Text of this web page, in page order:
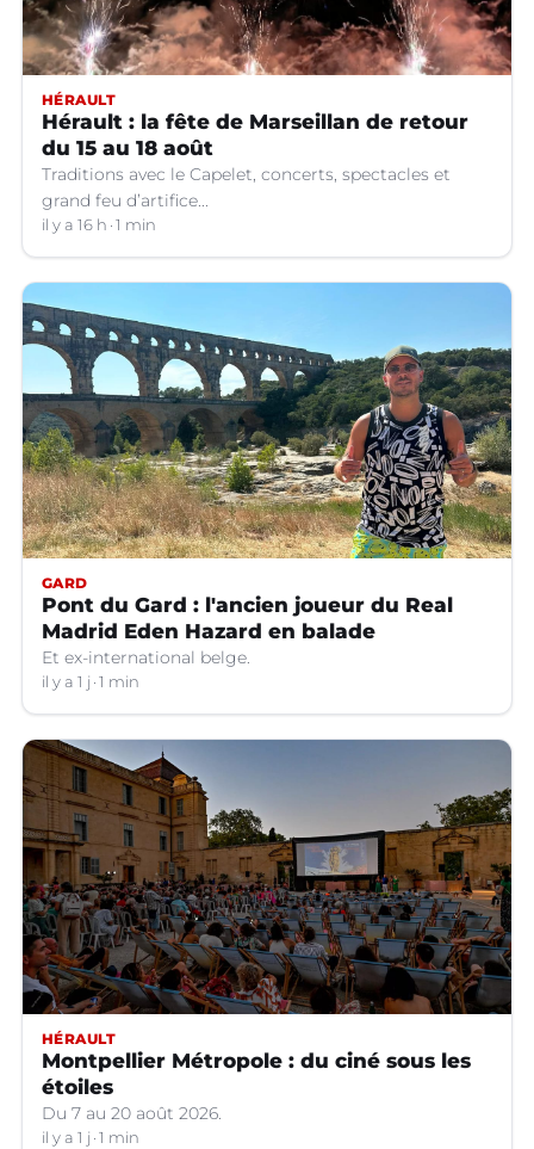
HÉRAULT
Hérault : la fête de Marseillan de retour
du 15 au 18 août
Traditions avec le Capelet, concerts, spectacles et
grand feu d’artifice...
il y a 16 h 1 min
GARD
Pont du Gard : l'ancien joueur du Real
Madrid Eden Hazard en balade
Et ex-international belge.
il y a 1 j 1 min
HÉRAULT
Montpellier Métropole : du ciné sous les
étoiles
Du 7 au 20 août 2026.
il y a 1 j 1 min